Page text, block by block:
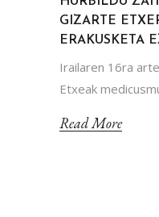
GIZARTE
ERAKUSKETA
Irailaren 16ra
Etxeak
Read More